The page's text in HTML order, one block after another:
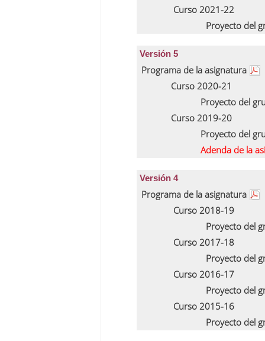
Curso 2021-22
Proyecto del
Versión 5
Programa de la asignatura
Curso 2020-21
Proyecto del
Curso 2019-20
Proyecto del
Adenda de la
Versión 4
Programa de la asignatura
Curso 2018-19
Proyecto del
Curso 2017-18
Proyecto del
Curso 2016-17
Proyecto del
Curso 2015-16
Proyecto del